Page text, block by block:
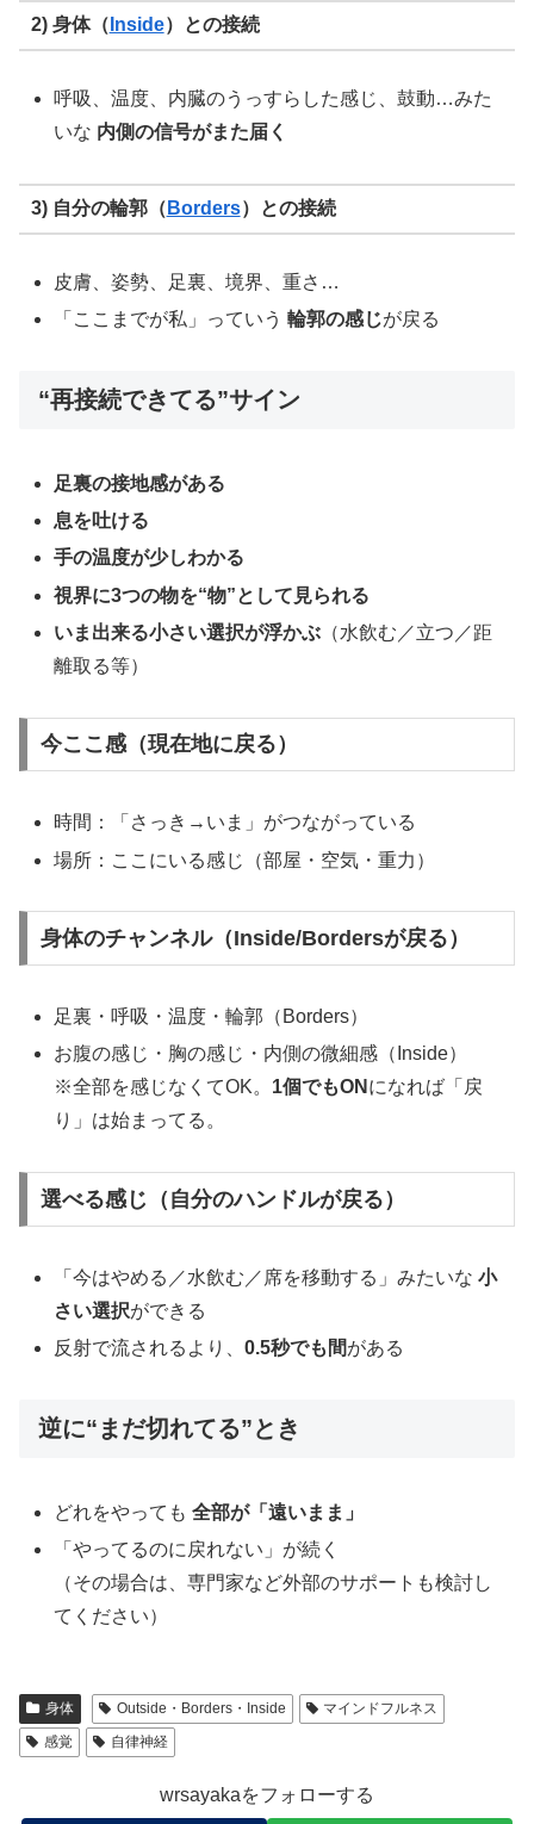
2) 身体（ Inside）との接続
呼吸、温度、内臓のうっすらした感じ、鼓動…みた
いな 内側の信号がまた届く
3) 自分の輪郭（ Borders）との接続
皮膚、姿勢、足裏、境界、重さ…
「ここまでが私」っていう輪郭の感じが戻る
“再接続できてる”サイン
足裏の接地感がある
息を吐ける
手の温度が少しわかる
視界に3つの物を“物”として見られる
いま出来る小さい選択が浮かぶ （水飲む／立つ／距
離取る等）
今ここ感（現在地に戻る）
時間：「さっき→いま」がつながっている
場所：ここにいる感じ（部屋・空気・重力）
身体のチャンネル（Inside/Bordersが戻る）
足裏・呼吸・温度・輪郭（Borders）
お腹の感じ・胸の感じ・内側の微細感（Inside）
※全部を感じなくてOK。 1個でもON になれば「戻
り」は始まってる。
選べる感じ（自分のハンドルが戻る）
「今はやめる／水飲む／席を移動する」みたいな小
さい選択ができる
反射で流されるより、0.5秒でも間がある
逆に“まだ切れてる”とき
どれをやっても全部が「遠いまま」
「やってるのに戻れない」が続く
（その場合は、専門家など外部のサポートも検討し
てください）
身体 Outside・Borders・Inside
マインドフルネス
感覚
自律神経
wrsayakaをフォローする